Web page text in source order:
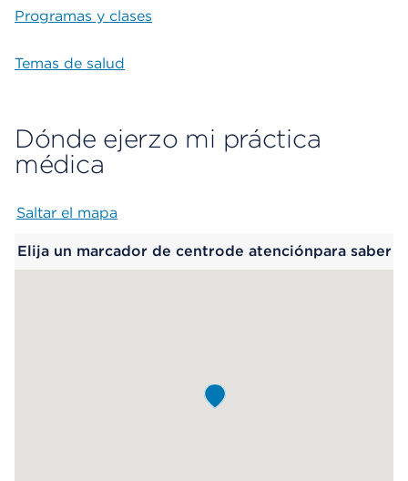
Programas y clases
Temas de salud
Dónde ejerzo mi práctica
médica
Saltar el mapa
Elija un marcador de centrode atenciónpara saber